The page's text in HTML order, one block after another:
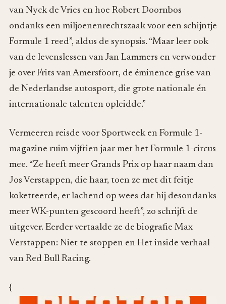
van Nyck de Vries en hoe Robert Doornbos
ondanks een miljoenenrechtszaak voor een schijntje
Formule 1 reed”, aldus de synopsis. “Maar leer ook
van de levenslessen van Jan Lammers en verwonder
je over Frits van Amersfoort, de éminence grise van
de Nederlandse autosport, die grote nationale én
internationale talenten opleidde.”
Vermeeren reisde voor Sportweek en Formule 1-
magazine ruim vijftien jaar met het Formule 1-circus
mee. “Ze heeft meer Grands Prix op haar naam dan
Jos Verstappen, die haar, toen ze met dit feitje
koketteerde, er lachend op wees dat hij desondanks
meer WK-punten gescoord heeft”, zo schrijft de
uitgever. Eerder vertaalde ze de biografie Max
Verstappen: Niet te stoppen en Het inside verhaal
van Red Bull Racing.
{